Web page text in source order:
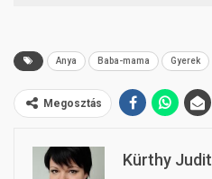
Anya Baba-mama Gyerek
Megosztás
Kürthy Judit